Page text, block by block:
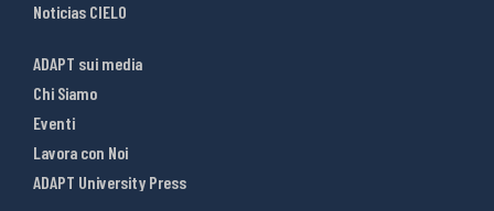
Noticias CIELO
ADAPT sui media
Chi Siamo
Eventi
Lavora con Noi
ADAPT University Press